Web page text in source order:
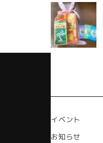
イベント
お知らせ